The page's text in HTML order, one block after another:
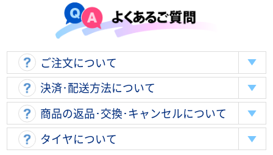
ご注文について
決済･配送方法について
商品の返品･交換･キャンセルについて
タイヤについて